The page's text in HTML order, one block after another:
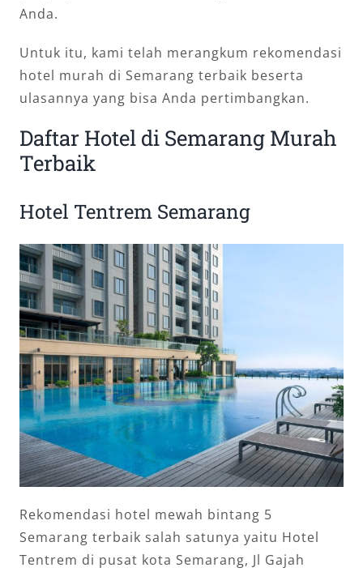
Anda.
Untuk itu, kami telah merangkum rekomendasi
hotel murah di Semarang terbaik beserta
ulasannya yang bisa Anda pertimbangkan.
Daftar Hotel di Semarang Murah
Terbaik
Hotel Tentrem Semarang
Rekomendasi hotel mewah bintang 5
Semarang terbaik salah satunya yaitu Hotel
Tentrem di pusat kota Semarang, Jl Gajah